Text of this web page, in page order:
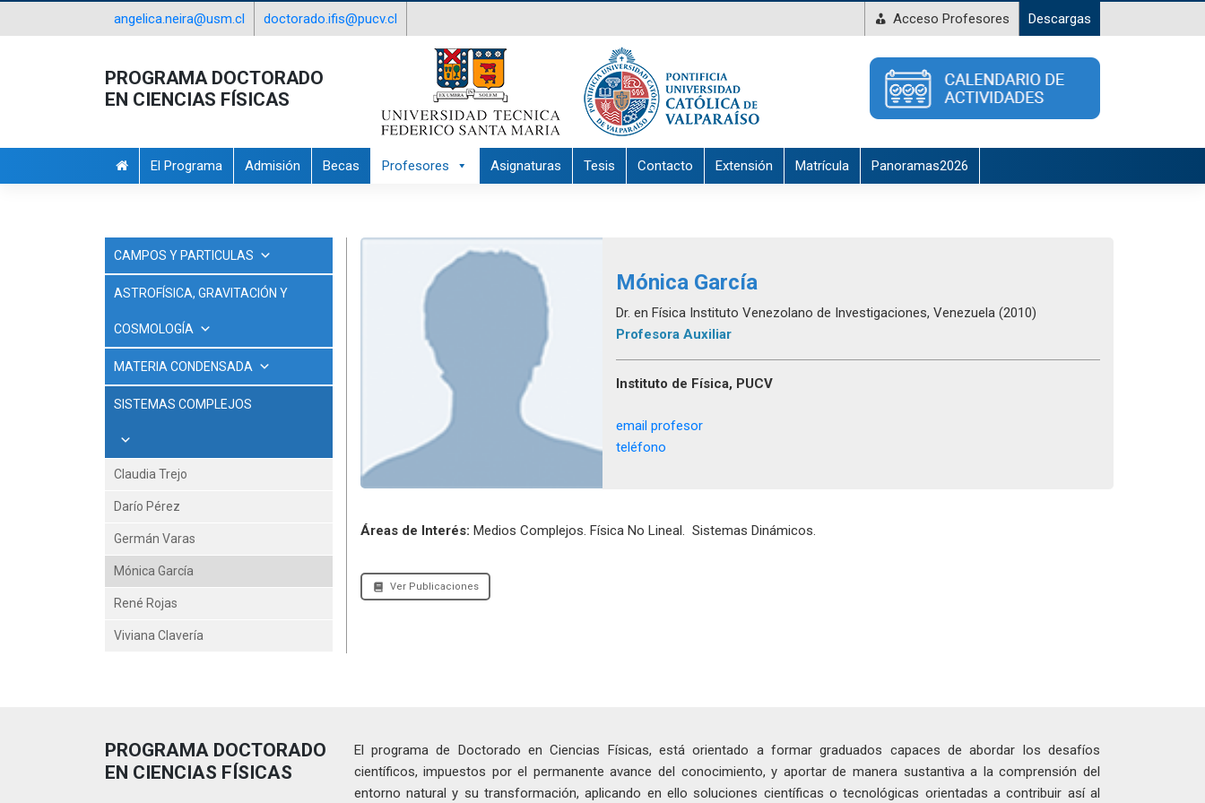
angelica.neira@usm.cl doctorado.ifis@pucv.cl Acceso Profesores Descargas
PROGRAMA DOCTORADO
EN CIENCIAS FÍSICAS
El Programa Admisión Becas Profesores Asignaturas Tesis Contacto Extensión Matrícula Panoramas2026
CAMPOS Y PARTICULAS
ASTROFÍSICA, GRAVITACIÓN Y
COSMOLOGÍA
MATERIA CONDENSADA
SISTEMAS COMPLEJOS
Claudia Trejo
Darío Pérez
Germán Varas
Mónica García
René Rojas
Viviana Clavería
Mónica García
Dr. en Física Instituto Venezolano de Investigaciones, Venezuela (2010)
Profesora Auxiliar
Instituto de Física, PUCV
email profesor
teléfono
Áreas de Interés: Medios Complejos. Física No Lineal. Sistemas Dinámicos.
Ver Publicaciones
PROGRAMA DOCTORADO
EN CIENCIAS FÍSICAS
El programa de Doctorado en Ciencias Físicas, está orientado a formar graduados capaces de abordar los desafíos
científicos, impuestos por el permanente avance del conocimiento, y aportar de manera sustantiva a la comprensión del
entorno natural y su transformación, aplicando en ello soluciones científicas o tecnológicas orientadas a contribuir así al